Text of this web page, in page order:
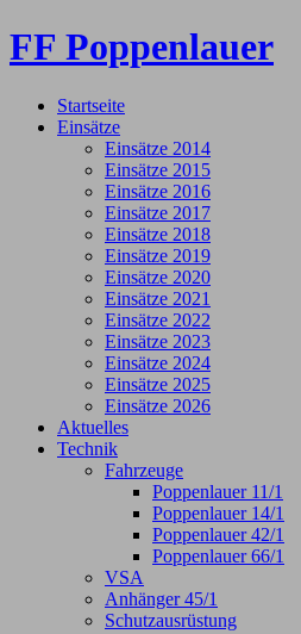
FF Poppenlauer
Startseite
Einsätze
Einsätze 2014
Einsätze 2015
Einsätze 2016
Einsätze 2017
Einsätze 2018
Einsätze 2019
Einsätze 2020
Einsätze 2021
Einsätze 2022
Einsätze 2023
Einsätze 2024
Einsätze 2025
Einsätze 2026
Aktuelles
Technik
Fahrzeuge
Poppenlauer 11/1
Poppenlauer 14/1
Poppenlauer 42/1
Poppenlauer 66/1
VSA
Anhänger 45/1
Schutzausrüstung